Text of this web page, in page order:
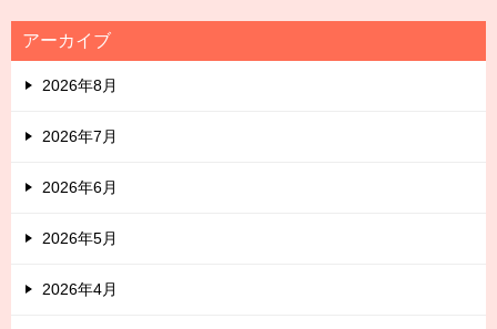
アーカイブ
2026年8月
2026年7月
2026年6月
2026年5月
2026年4月